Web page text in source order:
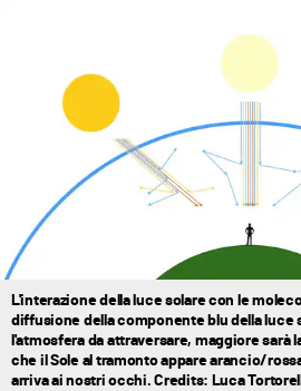
L'interazione della luce solare con le
diffusione della componente blu della luce
l'atmosfera da attraversare, maggiore sarà
che il Sole al tramonto appare arancio/
arriva ai nostri occhi. Credits: Luca